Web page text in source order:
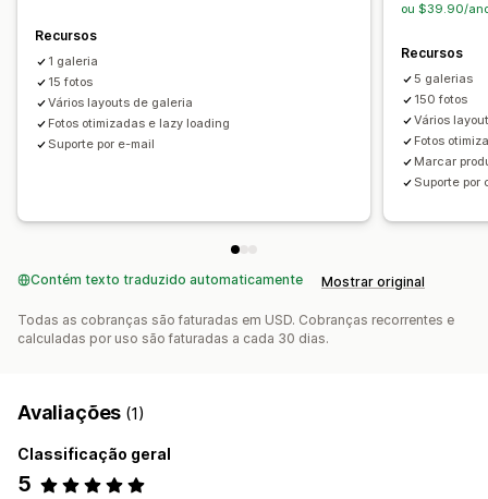
Redimensionamento de imagens
Zoom de imagem
Efeitos de visualização ao passar o cursor do mouse
Responsividade para dispositivos móveis
Recursos
1 galeria
15 fotos
Vários layouts de galeria
Fotos otimizadas e lazy loading
Suporte por e-mail
ou $39.90/
Recursos
5 galerias
150 fotos
Vários
Fotos
Marcar
Suporte por
Contém texto traduzido automaticamente Mostrar original
Todas as cobranças são faturadas em USD. Cobranças recorrentes e
calculadas por uso são faturadas a cada 30 dias.
Avaliações (1)
Classificação geral
5